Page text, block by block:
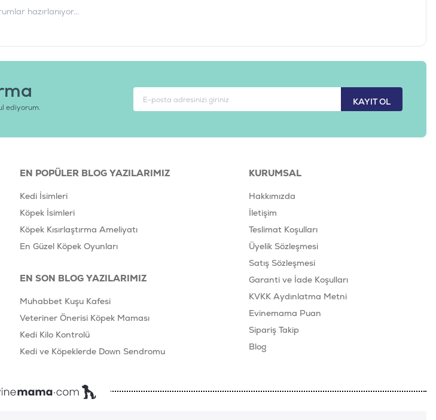
hazırlanıyor...
KAYIT OL
ediyorum.
EN POPÜLER BLOG YAZILARIMIZ
Kedi İsimleri
Köpek İsimleri
Köpek Kısırlaştırma Ameliyatı
En Güzel Köpek Oyunları
EN SON BLOG YAZILARIMIZ
Muhabbet Kuşu Kafesi
Veteriner Önerisi Köpek Maması
Kedi Kilo Kontrolü
Kedi ve Köpeklerde Down Sendromu
KURUMSAL
Hakkımızda
İletişim
Teslimat Koşulları
Üyelik Sözleşmesi
Satış Sözleşmesi
Garanti ve İade Koşulları
KVKK Aydınlatma Metni
Evinemama Puan
Sipariş Takip
Blog